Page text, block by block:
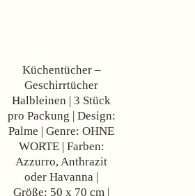
Küchentücher –
Geschirrtücher
Halbleinen | 3 Stück
pro Packung | Design:
Palme | Genre: OHNE
WORTE | Farben:
Azzurro, Anthrazit
oder Havanna |
Größe: 50 x 70 cm |